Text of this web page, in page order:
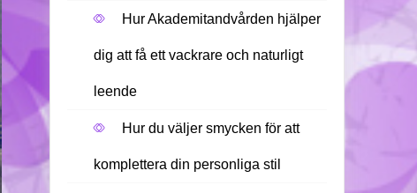
Hur Akademitandvården hjälper
dig att få ett vackrare och naturligt
leende
Hur du väljer smycken för att
komplettera din personliga stil